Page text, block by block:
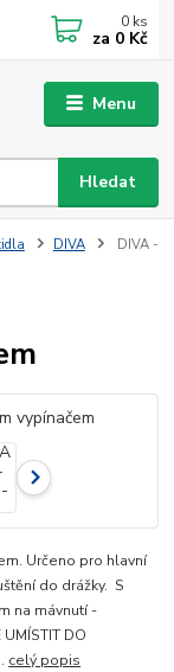
Menu
Hledat
0 ks
za 0 Kč
DIVA
DIVA -
Určeno pro hlavní
do drážky. S
na mávnutí -
DO
celý popis